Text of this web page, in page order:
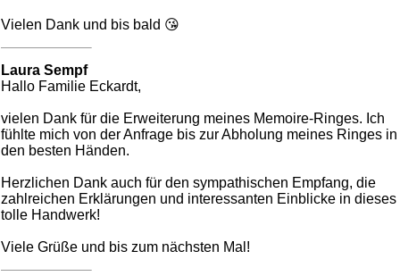
Vielen Dank und bis bald 😘
Laura Sempf
Hallo Familie Eckardt,
vielen Dank für die Erweiterung meines Memoire-Ringes. Ich
fühlte mich von der Anfrage bis zur Abholung meines Ringes in
den besten Händen.
Herzlichen Dank auch für den sympathischen Empfang, die
zahlreichen Erklärungen und interessanten Einblicke in dieses
tolle Handwerk!
Viele Grüße und bis zum nächsten Mal!